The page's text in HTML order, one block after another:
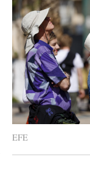
EFE